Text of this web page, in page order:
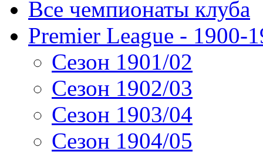
Все чемпионаты клуба
Premier League - 1900-
Сезон 1901/02
Сезон 1902/03
Сезон 1903/04
Сезон 1904/05